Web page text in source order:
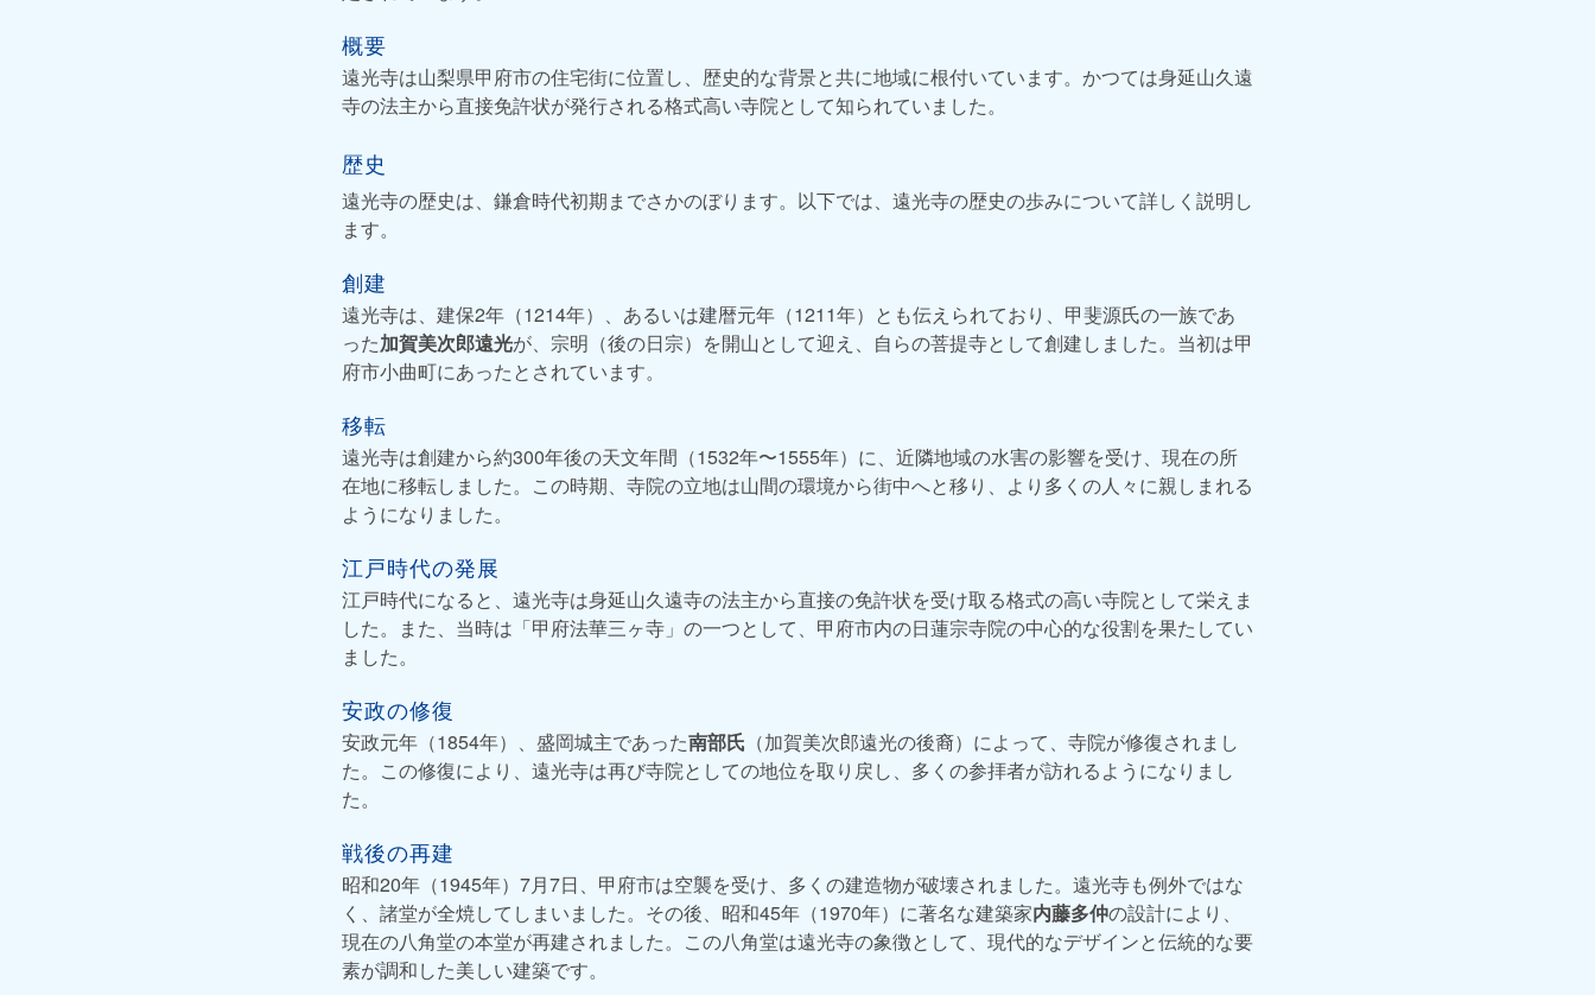
概要
遠光寺は山梨県甲府市の住宅街に位置し、歴史的な背景と共に地域に根付いています。かつては身延山久遠
寺の法主から直接免許状が発行される格式高い寺院として知られていました。
歴史
遠光寺の歴史は、鎌倉時代初期までさかのぼります。以下では、遠光寺の歴史の歩みについて詳しく説明し
ます。
創建
遠光寺は、建保2年（1214年）、あるいは建暦元年（1211年）とも伝えられており、甲斐源氏の一族であ
った加賀美次郎遠光が、宗明（後の日宗）を開山として迎え、自らの菩提寺として創建しました。当初は甲
府市小曲町にあったとされています。
移転
遠光寺は創建から約300年後の天文年間（1532年〜1555年）に、近隣地域の水害の影響を受け、現在の所
在地に移転しました。この時期、寺院の立地は山間の環境から街中へと移り、より多くの人々に親しまれる
ようになりました。
江戸時代の発展
江戸時代になると、遠光寺は身延山久遠寺の法主から直接の免許状を受け取る格式の高い寺院として栄えま
した。また、当時は「甲府法華三ヶ寺」の一つとして、甲府市内の日蓮宗寺院の中心的な役割を果たしてい
ました。
安政の修復
安政元年（1854年）、盛岡城主であった南部氏 （加賀美次郎遠光の後裔）によって、寺院が修復されまし
た。この修復により、遠光寺は再び寺院としての地位を取り戻し、多くの参拝者が訪れるようになりまし
た。
戦後の再建
昭和20年（1945年）7月7日、甲府市は空襲を受け、多くの建造物が破壊されました。遠光寺も例外ではな
く、諸堂が全焼してしまいました。その後、昭和45年（1970年）に著名な建築家内藤多仲の設計により、
現在の八角堂の本堂が再建されました。この八角堂は遠光寺の象徴として、現代的なデザインと伝統的な要
素が調和した美しい建築です。